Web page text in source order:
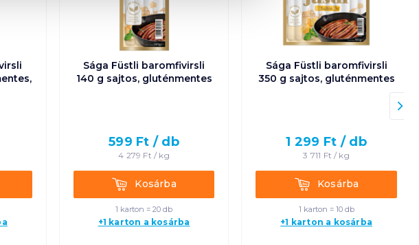
Sága Füstli baromfivirsli
140 g sajtos, gluténmentes
599 Ft / db
4 279 Ft / kg
KosárbaKosárba
1 karton = 20 db
+1 karton a kosárba
Sága Füstli baromfivirsli
350 g sajtos, gluténmentes
1 299 Ft / db
3 711 Ft / kg
KosárbaKosárba
1 karton = 10 db
+1 karton a kosárba